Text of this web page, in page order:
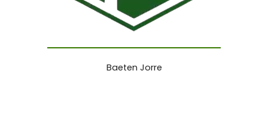
Baeten Jorre